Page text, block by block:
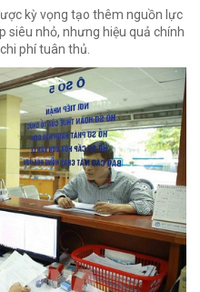
kỳ vọng tạo thêm nguồn lực
siêu nhỏ, nhưng hiệu quả chính
phí tuân thủ.